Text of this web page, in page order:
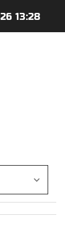
13:28